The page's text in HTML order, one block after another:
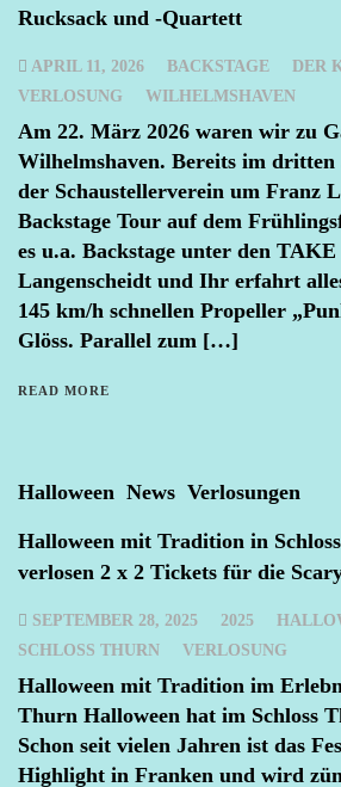
Rucksack und -Quartett
APRIL 11, 2026 BACKSTAGE
DER
VERLOSUNG
WILHELMSHAVEN
Am 22. März 2026 waren wir zu
Wilhelmshaven. Bereits im
der Schaustellerverein um Franz
Backstage Tour auf dem
es u.a. Backstage unter den
Langenscheidt und Ihr erfahrt
145 km/h schnellen Propeller
Glöss. Parallel zum […]
READ MORE
Halloween News Verlosungen
Halloween mit Tradition in
verlosen 2 x 2 Tickets für die
SEPTEMBER 28, 2025 2025
SCHLOSS THURN
VERLOSUNG
Halloween mit Tradition im
Thurn Halloween hat im Schloss
Schon seit vielen Jahren ist das
Highlight in Franken und wird